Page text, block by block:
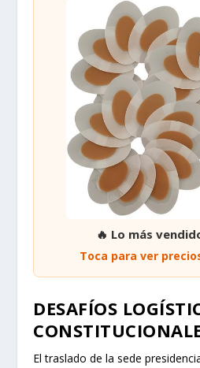
🔥 Lo más
Toca para ver
DESAFÍOS
El traslado de la sede